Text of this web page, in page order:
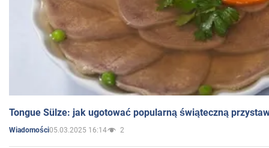
Tongue Sülze: jak ugotować popularną świąteczną
Wiadomości05.03.2025 16:14 2